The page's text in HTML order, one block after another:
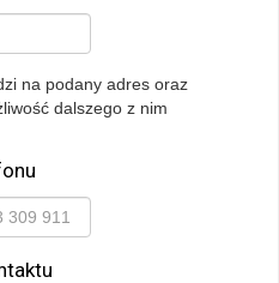
na podany adres oraz
dalszego z nim